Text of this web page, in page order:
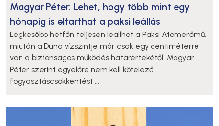
Magyar Péter: Lehet, hogy több mint egy
hónapig is eltarthat a paksi leállás
Legkésőbb hétfőn teljesen leállhat a Paksi Atomerőmű,
miután a Duna vízszintje már csak egy centiméterre
van a biztonságos működés határértékétől. Magyar
Péter szerint egyelőre nem kell kötelező
fogyasztáscsökkentést ...